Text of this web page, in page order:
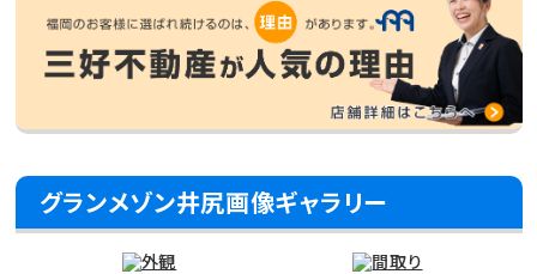
グランメゾン井尻画像ギャラリー